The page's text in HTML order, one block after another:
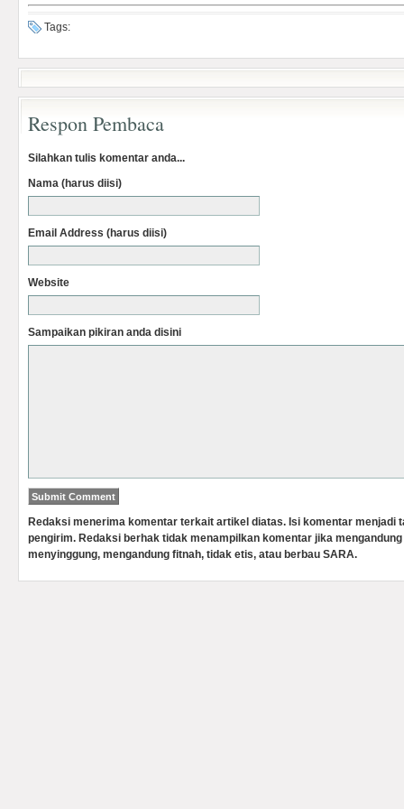
Tags:
Respon Pembaca
Silahkan tulis komentar anda...
Nama (harus diisi)
Email Address (harus diisi)
Website
Sampaikan pikiran anda disini
Redaksi menerima komentar terkait artikel diatas. Isi komentar menjadi
pengirim. Redaksi berhak tidak menampilkan komentar jika
menyinggung, mengandung fitnah, tidak etis, atau berbau SARA.